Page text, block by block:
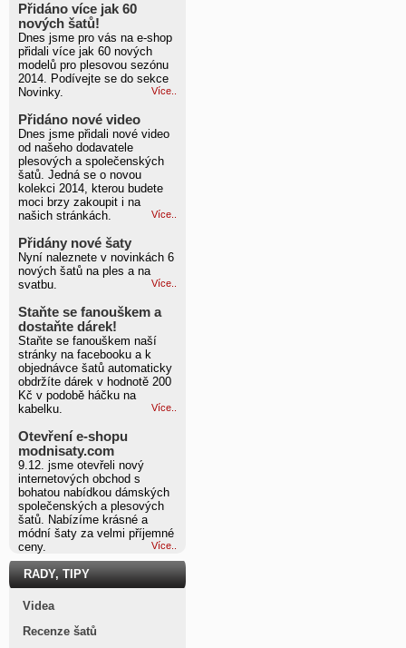
Přidáno více jak 60
nových šatů!
Dnes jsme pro vás na e-shop
přidali více jak 60 nových
modelů pro plesovou sezónu
2014. Podívejte se do sekce
Novinky.
Více..
Přidáno nové video
Dnes jsme přidali nové video
od našeho dodavatele
plesových a společenských
šatů. Jedná se o novou
kolekci 2014, kterou budete
moci brzy zakoupit i na
našich stránkách.
Více..
Přidány nové šaty
Nyní naleznete v novinkách 6
nových šatů na ples a na
svatbu.
Více..
Staňte se fanouškem a
dostaňte dárek!
Staňte se fanouškem naší
stránky na facebooku a k
objednávce šatů automaticky
obdržíte dárek v hodnotě 200
Kč v podobě háčku na
kabelku.
Více..
Otevření e-shopu
modnisaty.com
9.12. jsme otevřeli nový
internetových obchod s
bohatou nabídkou dámských
společenských a plesových
šatů. Nabízíme krásné a
módní šaty za velmi příjemné
ceny.
Více..
RADY, TIPY
Videa
Recenze šatů